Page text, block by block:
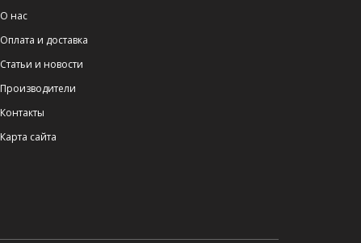
О нас
Оплата и доставка
Статьи и новости
Производители
Контакты
Карта сайта